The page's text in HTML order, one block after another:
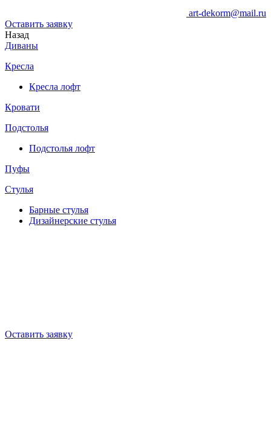
art-dekorm@mail.ru
Оставить заявку
Назад
Диваны
Кресла
Кресла лофт
Кровати
Подстолья
Подстолья лофт
Пуфы
Стулья
Барные cтулья
Дизайнерские cтулья
Оставить заявку